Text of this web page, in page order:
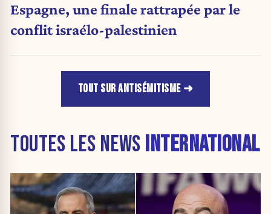
Espagne, une finale rattrapée par le
conflit israélo-palestinien
TOUT SUR ANTISÉMITISME
TOUTES LES NEWS INTERNATIONAL